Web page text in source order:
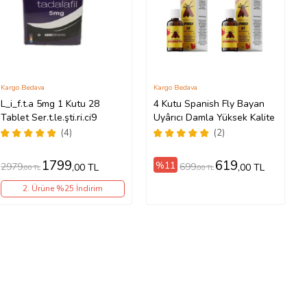
L_i_f.t.a 5mg 1 Kutu 28
Tablet Ser.t.le.şti.ri.ci9
(4)
Kargo Bedava
2979,00 TL 1799,00 TL
2. Ürüne %25 İndirim
4 Kutu Spanish Fly Bayan
Uyârıcı Damla Yüksek Kalite
(2)
Kargo Bedava
%11 699,00 TL 619,00 TL